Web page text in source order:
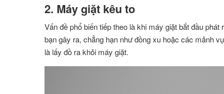
2. Máy giặt kêu to
Vấn đề phổ biến tiếp theo là khi máy giặt bắt đầu
bạn gây ra, chẳng hạn như đồng xu hoặc các mảnh
là lấy đồ ra khỏi máy giặt.